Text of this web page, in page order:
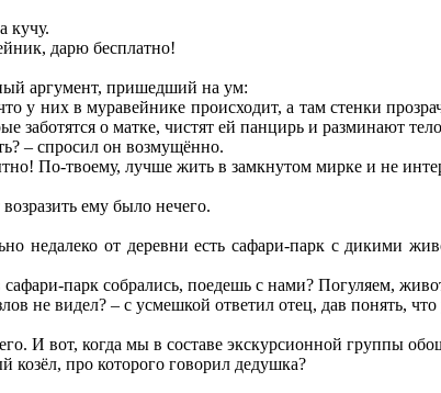
кучу.
дарю бесплатно!
аргумент, пришедший на ум:
у них в муравейнике происходит, а там стенки
заботятся о матке, чистят ей панцирь и разминают
– спросил он возмущённо.
По-твоему, лучше жить в замкнутом мирке и не
ему было нечего.
недалеко от деревни есть сафари-парк с дикими
парк собрались, поедешь с нами? Погуляем,
не видел? – с усмешкой ответил отец, дав понять,
И вот, когда мы в составе экскурсионной группы
козёл, про которого говорил дедушка?